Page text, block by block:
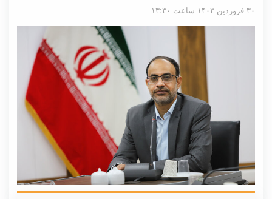
۳۰ فروردین ۱۴۰۳ ساعت ۱۳:۳۰